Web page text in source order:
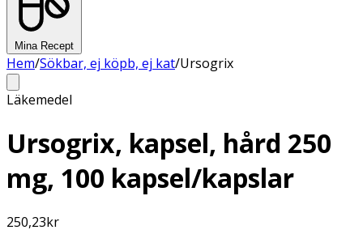
Mina Recept
Hem/Sökbar, ej köpb, ej kat/Ursogrix
Läkemedel
Ursogrix, kapsel, hård 250
mg, 100 kapsel/kapslar
250,23kr